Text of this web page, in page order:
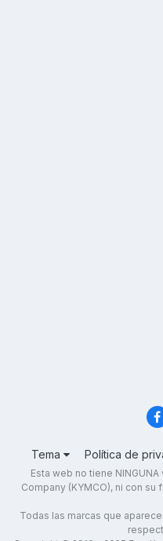
Tema Política de
Esta web no tiene
Company (KYMCO), ni con su
Todas las marcas que